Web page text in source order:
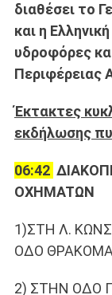
διαθέσει το
και η
υδροφόρες
Περιφέρειας
Έκτακτες
εκδήλωσης
06:42
OXHMATΩN
1)ΣTH Λ.
OΔO
2) ΣTHN OΔO